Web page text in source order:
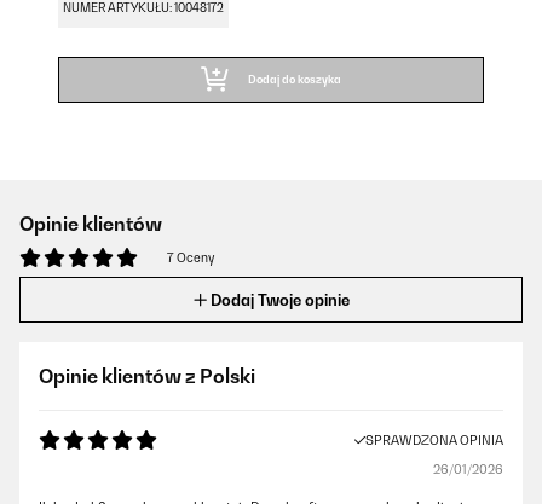
NUMER ARTYKUŁU: 10048172
Dodaj do koszyka
Opinie klientów
7 Oceny
Dodaj Twoje opinie
Opinie klientów z Polski
SPRAWDZONA OPINIA
26/01/2026